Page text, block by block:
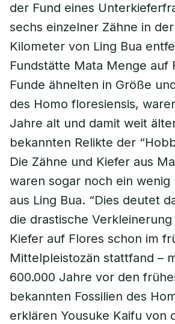
der Fund eines
sechs einzelner Zähne in
Kilometer von Ling Bua
Fundstätte Mata Menge auf
Funde ähnelten in Größe
des Homo floresiensis,
Jahre alt und damit weit
bekannten Relikte der
Die Zähne und Kiefer aus
waren sogar noch ein wenig
aus Ling Bua. “Dies deutet
die drastische
Kiefer auf Flores schon im
Mittelpleistozän stattfand –
600.000 Jahre vor den
bekannten Fossilien des
erklären Yousuke Kaifu von